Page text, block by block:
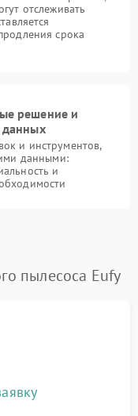
отслеживать
срока
решение и
данных
и инструментов,
данными:
и
пылесоса Eufy